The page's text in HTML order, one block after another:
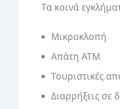
Τα κοινά
Μικροκλοπή
Απάτη ΑΤΜ
Τουριστικές
Διαρρήξεις σε